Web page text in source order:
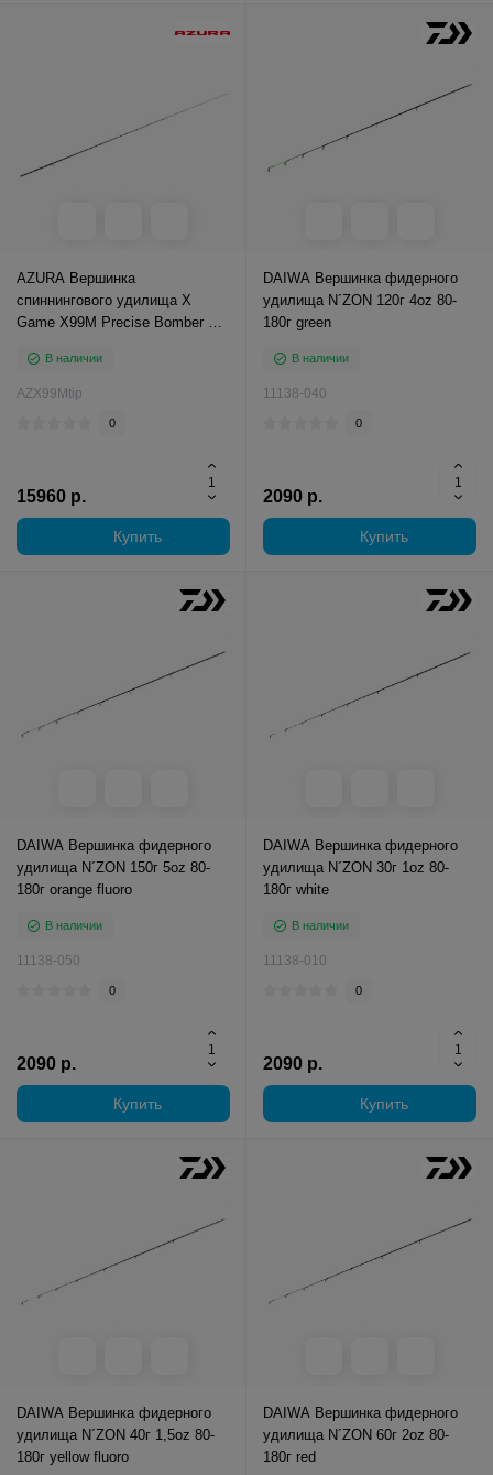
AZURA Вершинка
спиннингового удилища X
Game X99M Precise Bomber TZ
В наличии
AZX99Mtip
0
15960 р.
Купить
DAIWA Вершинка фидерного
удилища N´ZON 120г 4oz 80-
180г green
В наличии
11138-040
0
2090 р.
Купить
DAIWA Вершинка фидерного
удилища N´ZON 150г 5oz 80-
180г orange fluoro
В наличии
11138-050
0
2090 р.
Купить
DAIWA Вершинка фидерного
удилища N´ZON 30г 1oz 80-
180г white
В наличии
11138-010
0
2090 р.
Купить
DAIWA Вершинка фидерного
удилища N´ZON 40г 1,5oz 80-
180г yellow fluoro
DAIWA Вершинка фидерного
удилища N´ZON 60г 2oz 80-
180г red